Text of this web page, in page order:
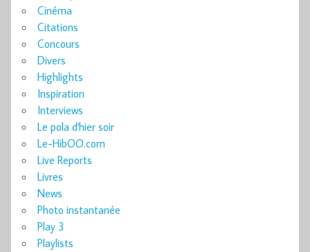
Cinéma
Citations
Concours
Divers
Highlights
Inspiration
Interviews
Le pola d'hier soir
Le-HibOO.com
Live Reports
Livres
News
Photo instantanée
Play 3
Playlists